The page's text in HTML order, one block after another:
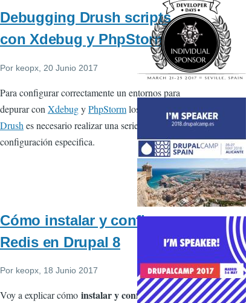
Debugging Drush scripts
con Xdebug y PhpStorm
Por keopx , 20 Junio 2017
Para configurar correctamente un entornos para
depurar con XdebugyPhpStormlos comandos
Drush es necesario realizar una serie de
configuración especifica.
Cómo instalar y configurar
Redis en Drupal 8
Por keopx, 18 Junio 2017
Voy a explicar cómo instalar y configurar